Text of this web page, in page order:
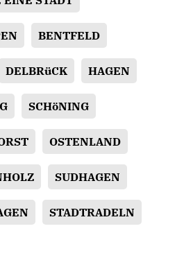
BENTFELD
DELBRüCK HAGEN
SCHöNING
OSTENLAND
SUDHAGEN
STADTRADELN